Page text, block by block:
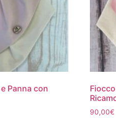
Panna con
90,00€